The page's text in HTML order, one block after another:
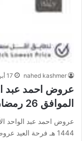
nahed kashmer 17 أبريل,2023
الموافق 26 رمضان 1444 هـ فرحة العيد
1444 هـ فرحة العيد عروض احمد عبد الواحد الأسبوعية…